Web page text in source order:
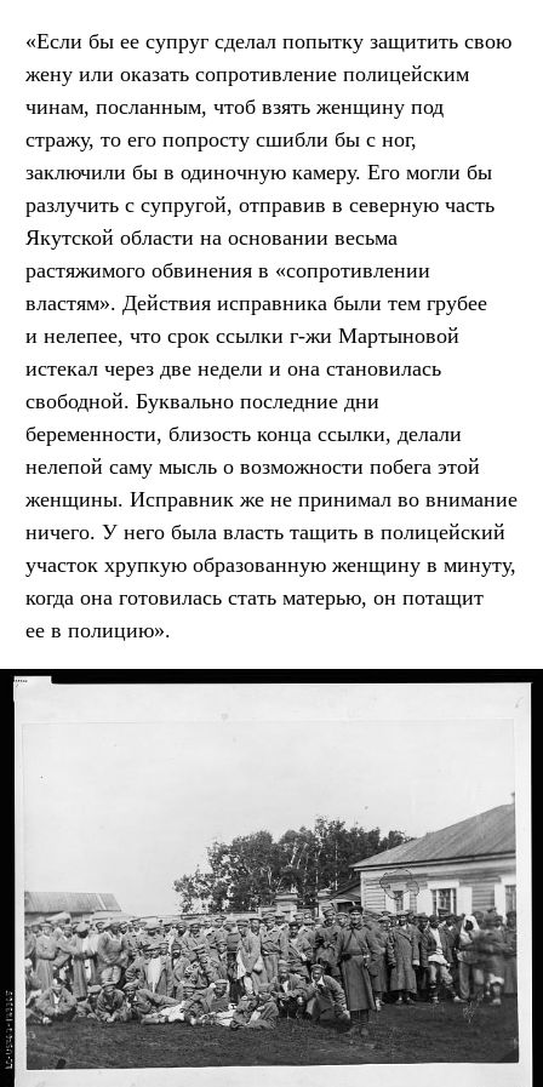
«Если бы ее супруг сделал попытку защитить свою
жену или оказать сопротивление полицейским
чинам, посланным, чтоб взять женщину под
стражу, то его попросту сшибли бы с ног,
заключили бы в одиночную камеру. Его могли бы
разлучить с супругой, отправив в северную часть
Якутской области на основании весьма
растяжимого обвинения в «сопротивлении
властям». Действия исправника были тем грубее
и нелепее, что срок ссылки г-жи Мартыновой
истекал через две недели и она становилась
свободной. Буквально последние дни
беременности, близость конца ссылки, делали
нелепой саму мысль о возможности побега этой
женщины. Исправник же не принимал во внимание
ничего. У него была власть тащить в полицейский
участок хрупкую образованную женщину в минуту,
когда она готовилась стать матерью, он потащит
ее в полицию».